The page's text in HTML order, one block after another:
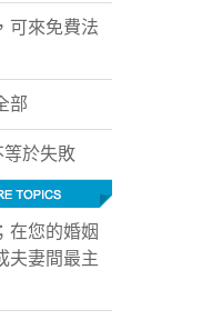
可來免費法
部
於失敗
在您的婚姻
夫妻間最主